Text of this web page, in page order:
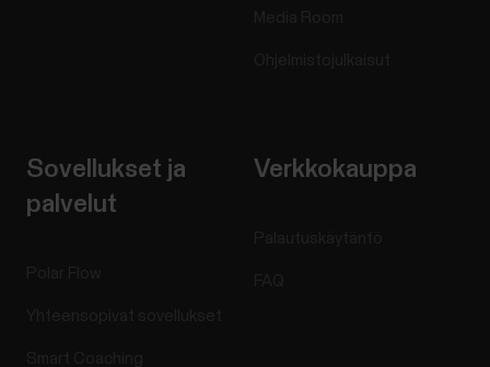
Sovellukset ja
palvelut
Verkkokauppa